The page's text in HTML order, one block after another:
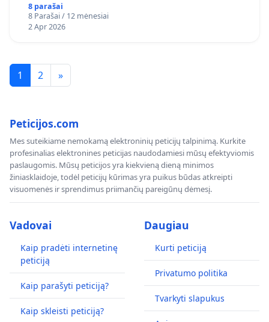
8 parašai
8 Parašai / 12 mėnesiai
2 Apr 2026
1 2 »
Peticijos.com
Mes suteikiame nemokamą elektroninių peticijų talpinimą. Kurkite
profesinalias elektronines peticijas naudodamiesi mūsų efektyviomis
paslaugomis. Mūsų peticijos yra kiekvieną dieną minimos
žiniasklaidoje, todėl peticijų kūrimas yra puikus būdas atkreipti
visuomenės ir sprendimus priimančių pareigūnų dėmesį.
Vadovai
Kaip pradėti internetinę
peticiją
Kaip parašyti peticiją?
Kaip skleisti peticiją?
Daugiau
Kurti peticiją
Privatumo politika
Tvarkyti slapukus